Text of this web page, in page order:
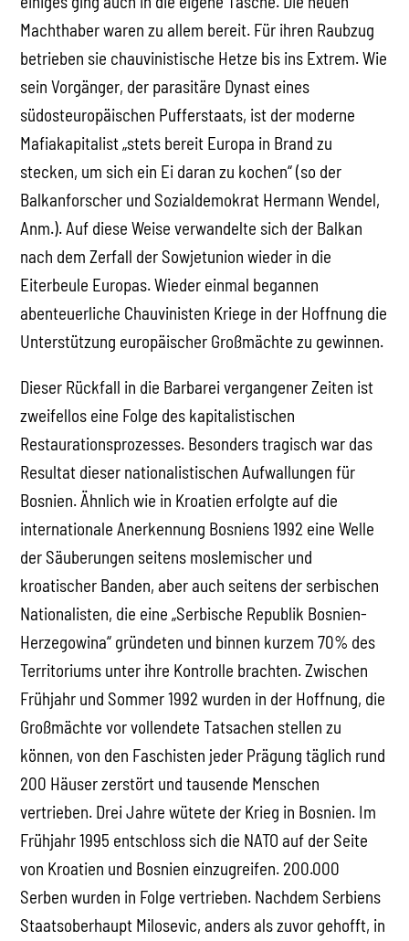
Machthaber waren zu allem bereit. Für ihren Raubzug
betrieben sie chauvinistische Hetze bis ins Extrem. Wie
sein Vorgänger, der parasitäre Dynast eines
südosteuropäischen Pufferstaats, ist der moderne
Mafiakapitalist „stets bereit Europa in Brand zu
stecken, um sich ein Ei daran zu kochen“ (so der
Balkanforscher und Sozialdemokrat Hermann Wendel,
Anm.). Auf diese Weise verwandelte sich der Balkan
nach dem Zerfall der Sowjetunion wieder in die
Eiterbeule Europas. Wieder einmal begannen
abenteuerliche Chauvinisten Kriege in der Hoffnung die
Unterstützung europäischer Großmächte zu gewinnen.
Dieser Rückfall in die Barbarei vergangener Zeiten ist
zweifellos eine Folge des kapitalistischen
Restaurationsprozesses. Besonders tragisch war das
Resultat dieser nationalistischen Aufwallungen für
Bosnien. Ähnlich wie in Kroatien erfolgte auf die
internationale Anerkennung Bosniens 1992 eine Welle
der Säuberungen seitens moslemischer und
kroatischer Banden, aber auch seitens der serbischen
Nationalisten, die eine „Serbische Republik Bosnien-
Herzegowina“ gründeten und binnen kurzem 70% des
Territoriums unter ihre Kontrolle brachten. Zwischen
Frühjahr und Sommer 1992 wurden in der Hoffnung, die
Großmächte vor vollendete Tatsachen stellen zu
können, von den Faschisten jeder Prägung täglich rund
200 Häuser zerstört und tausende Menschen
vertrieben. Drei Jahre wütete der Krieg in Bosnien. Im
Frühjahr 1995 entschloss sich die NATO auf der Seite
von Kroatien und Bosnien einzugreifen. 200.000
Serben wurden in Folge vertrieben. Nachdem Serbiens
Staatsoberhaupt Milosevic, anders als zuvor gehofft, in